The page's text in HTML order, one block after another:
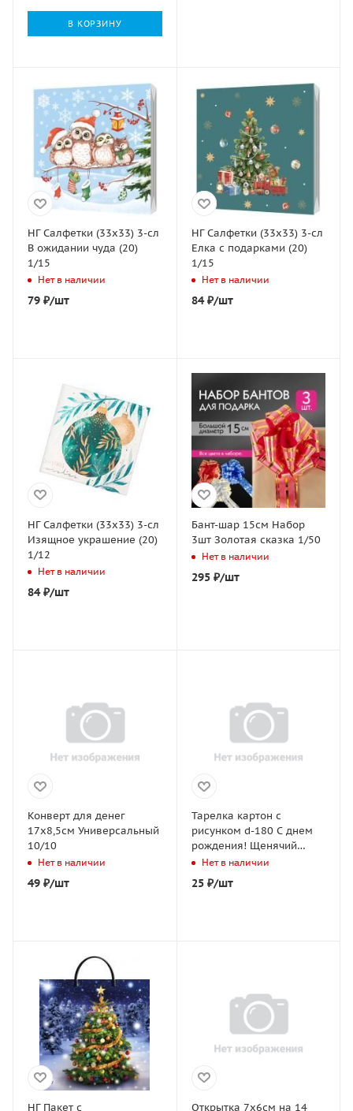
В КОРЗИНУ
НГ Салфетки (33х33) 3-сл
В ожидании чуда (20)
1/15
Нет в наличии
79 ₽/шт
НГ Салфетки (33х33) 3-сл
Елка с подарками (20)
1/15
Нет в наличии
84₽/шт
НГ Салфетки (33х33) 3-сл
Изящное украшение (20)
1/12
Нет в наличии
84₽/шт
Бант-шар 15см Набор
3шт Золотая сказка 1/50
Нет в наличии
295₽/шт
Конверт для денег
17х8,5см Универсальный
10/10
Нет в наличии
49 ₽/шт
Тарелка картон с
рисунком d-180 С днем
рождения! Щенячий
патруль 10/10
Нет в наличии
25₽/шт
НГ Пакет с Открытка 7х6см на 14